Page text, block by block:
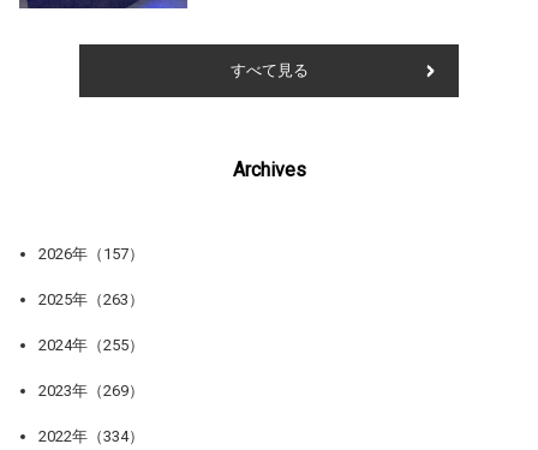
すべて見る
Archives
2026年（157）
2025年（263）
2024年（255）
2023年（269）
2022年（334）